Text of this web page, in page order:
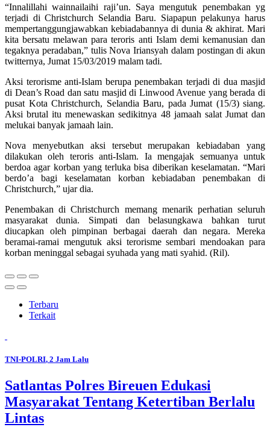
“Innalillahi wainnailaihi raji’un. Saya mengutuk penembakan yg
terjadi di Christchurch Selandia Baru. Siapapun pelakunya harus
mempertanggungjawabkan kebiadabannya di dunia & akhirat. Mari
kita bersatu melawan para teroris anti Islam demi kemanusian dan
tegaknya peradaban,” tulis Nova Iriansyah dalam postingan di akun
twitternya, Jumat 15/03/2019 malam tadi.
Aksi terorisme anti-Islam berupa penembakan terjadi di dua masjid
di Dean’s Road dan satu masjid di Linwood Avenue yang berada di
pusat Kota Christchurch, Selandia Baru, pada Jumat (15/3) siang.
Aksi brutal itu menewaskan sedikitnya 48 jamaah salat Jumat dan
melukai banyak jamaah lain.
Nova menyebutkan aksi tersebut merupakan kebiadaban yang
dilakukan oleh teroris anti-Islam. Ia mengajak semuanya untuk
berdoa agar korban yang terluka bisa diberikan keselamatan. “Mari
berdo’a bagi keselamatan korban kebiadaban penembakan di
Christchurch,” ujar dia.
Penembakan di Christchurch memang menarik perhatian seluruh
masyarakat dunia. Simpati dan belasungkawa bahkan turut
diucapkan oleh pimpinan berbagai daerah dan negara. Mereka
beramai-ramai mengutuk aksi terorisme sembari mendoakan para
korban meninggal sebagai syuhada yang mati syahid. (Ril).
Terbaru
Terkait
TNI-POLRI, 2 Jam Lalu
Satlantas Polres Bireuen Edukasi
Masyarakat Tentang Ketertiban Berlalu
Lintas